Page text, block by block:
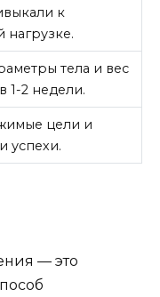
к
тела и вес
1-2 недели.
цели и
успехи.
— это